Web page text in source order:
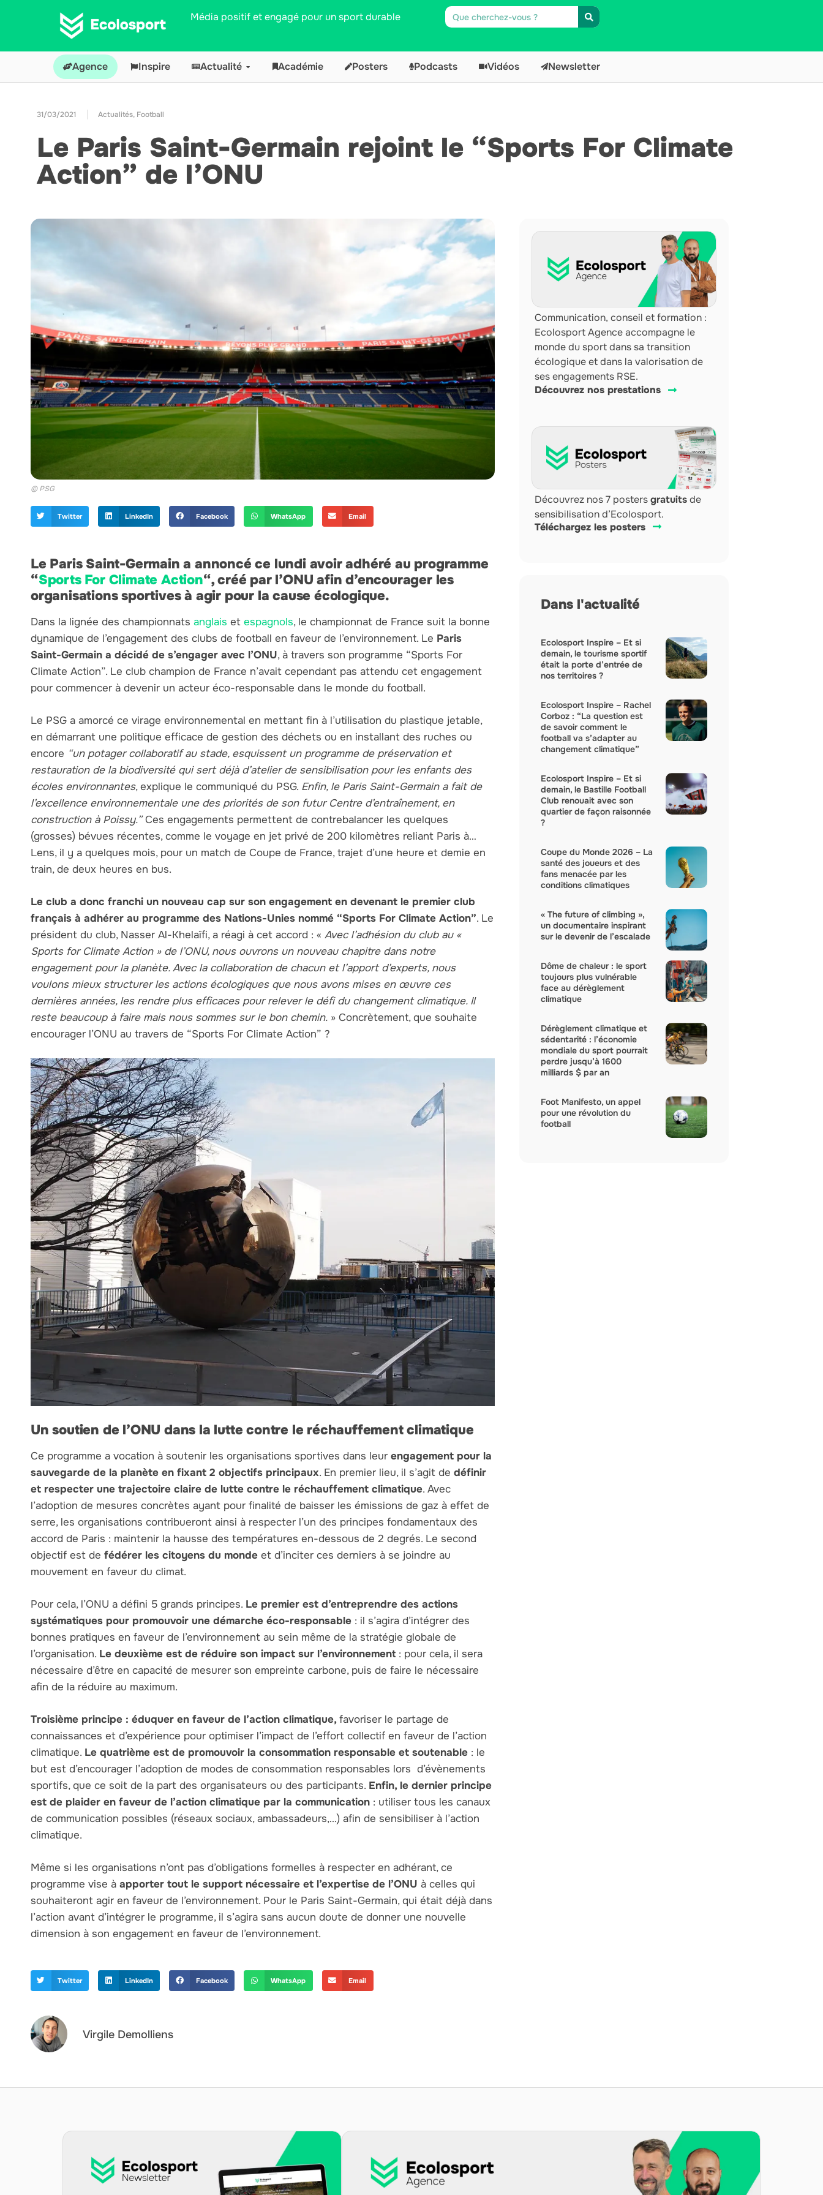
Média positif et engagé pour un sport durable
Agence Inspire Actualité Académie Posters Podcasts Vidéos Newsletter
31/03/2021 Actualités, Football
Le Paris Saint-Germain rejoint le “Sports For Climate
Action” de l’ONU
© PSG
Twitter LinkedIn Facebook WhatsApp Email
Le Paris Saint-Germain a annoncé ce lundi avoir adhéré au programme
“Sports For Climate Action“, créé par l’ONU afin d’encourager les
organisations sportives à agir pour la cause écologique.
Dans la lignée des championnats anglais et espagnols, le championnat de France suit la bonne
dynamique de l’engagement des clubs de football en faveur de l’environnement. Le Paris
Saint-Germain a décidé de s’engager avec l’ONU, à travers son programme “Sports For
Climate Action”. Le club champion de France n’avait cependant pas attendu cet engagement
pour commencer à devenir un acteur éco-responsable dans le monde du football.
Le PSG a amorcé ce virage environnemental en mettant fin à l’utilisation du plastique jetable,
en démarrant une politique efficace de gestion des déchets ou en installant des ruches ou
encore “un potager collaboratif au stade, esquissent un programme de préservation et
restauration de la biodiversité qui sert déjà d’atelier de sensibilisation pour les enfants des
écoles environnantes, explique le communiqué du PSG. Enfin, le Paris Saint-Germain a fait de
l’excellence environnementale une des priorités de son futur Centre d’entraînement, en
construction à Poissy.”Ces engagements permettent de contrebalancer les quelques
(grosses) bévues récentes, comme le voyage en jet privé de 200 kilomètres reliant Paris à…
Lens, il y a quelques mois, pour un match de Coupe de France, trajet d’une heure et demie en
train, de deux heures en bus.
Le club a donc franchi un nouveau cap sur son engagement en devenant le premier club
français à adhérer au programme des Nations-Unies nommé “Sports For Climate Action”. Le
président du club, Nasser Al-Khelaïfi, a réagi à cet accord : « Avec l’adhésion du club au «
Sports for Climate Action » de l’ONU, nous ouvrons un nouveau chapitre dans notre
engagement pour la planète. Avec la collaboration de chacun et l’apport d’experts, nous
voulons mieux structurer les actions écologiques que nous avons mises en œuvre ces
dernières années, les rendre plus efficaces pour relever le défi du changement climatique. Il
reste beaucoup à faire mais nous sommes sur le bon chemin. » Concrètement, que souhaite
encourager l’ONU au travers de “Sports For Climate Action” ?
Un soutien de l’ONU dans la lutte contre le réchauffement climatique
Ce programme a vocation à soutenir les organisations sportives dans leur engagement pour la
sauvegarde de la planète en fixant 2 objectifs principaux. En premier lieu, il s’agit de définir
et respecter une trajectoire claire de lutte contre le réchauffement climatique. Avec
l’adoption de mesures concrètes ayant pour finalité de baisser les émissions de gaz à effet de
serre, les organisations contribueront ainsi à respecter l’un des principes fondamentaux des
accord de Paris : maintenir la hausse des températures en-dessous de 2 degrés. Le second
objectif est de fédérer les citoyens du monde et d’inciter ces derniers à se joindre au
mouvement en faveur du climat.
Pour cela, l’ONU a défini 5 grands principes. Le premier est d’entreprendre des actions
systématiques pour promouvoir une démarche éco-responsable : il s’agira d’intégrer des
bonnes pratiques en faveur de l’environnement au sein même de la stratégie globale de
l’organisation. Le deuxième est de réduire son impact sur l’environnement : pour cela, il sera
nécessaire d’être en capacité de mesurer son empreinte carbone, puis de faire le nécessaire
afin de la réduire au maximum.
Troisième principe : éduquer en faveur de l’action climatique,favoriser le partage de
connaissances et d’expérience pour optimiser l’impact de l’effort collectif en faveur de l’action
climatique. Le quatrième est de promouvoir la consommation responsable et soutenable : le
but est d’encourager l’adoption de modes de consommation responsables lors d’évènements
sportifs, que ce soit de la part des organisateurs ou des participants. Enfin, le dernier principe
est de plaider en faveur de l’action climatique par la communication : utiliser tous les canaux
de communication possibles (réseaux sociaux, ambassadeurs,…) afin de sensibiliser à l’action
climatique.
Même si les organisations n’ont pas d’obligations formelles à respecter en adhérant, ce
programme vise à apporter tout le support nécessaire et l’expertise de l’ONU à celles qui
souhaiteront agir en faveur de l’environnement. Pour le Paris Saint-Germain, qui était déjà dans
l’action avant d’intégrer le programme, il s’agira sans aucun doute de donner une nouvelle
dimension à son engagement en faveur de l’environnement.
Twitter LinkedIn Facebook WhatsApp Email
Virgile Demolliens
Communication, conseil et formation :
Ecolosport Agence accompagne le
monde du sport dans sa transition
écologique et dans la valorisation de
ses engagements RSE.
Découvrez nos prestations
Découvrez nos 7 postersgratuitsde
sensibilisation d’Ecolosport.
Téléchargez les posters
Dans l'actualité
Ecolosport Inspire – Et si
demain, le tourisme sportif
était la porte d’entrée de
nos territoires ?
Ecolosport Inspire – Rachel
Corboz : “La question est
de savoir comment le
football va s’adapter au
changement climatique”
Ecolosport Inspire – Et si
demain, le Bastille Football
Club renouait avec son
quartier de façon raisonnée
?
Coupe du Monde 2026 – La
santé des joueurs et des
fans menacée par les
conditions climatiques
« The future of climbing »,
un documentaire inspirant
sur le devenir de l’escalade
Dôme de chaleur : le sport
toujours plus vulnérable
face au dérèglement
climatique
Dérèglement climatique et
sédentarité : l’économie
mondiale du sport pourrait
perdre jusqu’à 1600
milliards $ par an
Foot Manifesto, un appel
pour une révolution du
football